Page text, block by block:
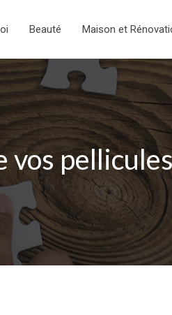
Beauté Maison et
vos